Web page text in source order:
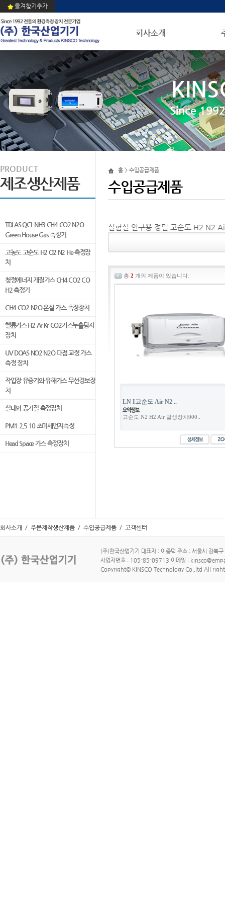
즐겨찾기추가
회사소개
Since
PRODUCT
제조생산제품
TDLAS QCL NH3 CH4 CO2 N2O
Green House Gas 측정기
고농도 고순도 H2 O2 N2 He 측정장
치
청정에너지 개질가스 CH4 CO2 CO
H2 측정기
CH4 CO2 N2O 온실 가스 측정장치
헬륨가스 H2 Ar Kr CO2가스누출탐지
장치
UV DOAS NO2 N2O 다점 교정 가스
측정 장치
작업장 유증기와 유해가스 무선경보장
치
실내외 공기질 측정장치
PM1 2.5 10 초미세먼지측정
Head Space 가스 측정장치
홈 > 수입공급제품
수입공급제품
실험실 연구용 정밀 고순도 H2 N2
총 2 개의 제품이 있습니다.
LN I고순도 Air N2 ..
고순도 N2 H2 Air 발생장치000..
회사소개 / 주문제작생산제품 / 수입공급제품 / 고객센터
(주)한국산업기기 대표자 : 이종덕 주소 : 서울시
사업자번호 : 105-85-09713 이메일 :
Copyright© KINSCO Technology Co.,ltd All